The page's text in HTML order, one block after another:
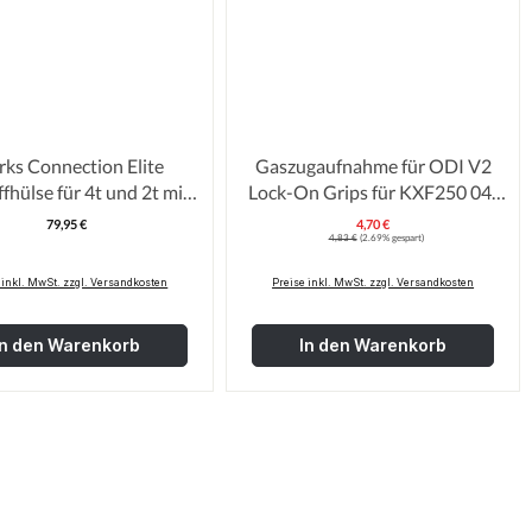
Connection Elite
für 4t und 2t mit
Einspritzung
Regulärer Preis:
79,95 €
MwSt. zzgl. Versandkosten
den Warenkorb
Gaszugaufnahme für ODI V2
Lock-On Grips für KXF250 04-
19/KXF450 06-18
(Aufnahme"K")
4,70 €
Regulärer Preis:
4,83 € (2.69% gespart)
Preise inkl. MwSt. zzgl. Versandkosten
In den Warenkorb